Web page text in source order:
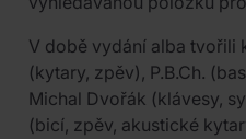
V době vydání alba tvořili
(kytary, zpěv), P.B.Ch.
Michal Dvořák (klávesy,
(bicí, zpěv, akustické